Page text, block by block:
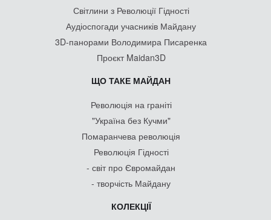
Світлини з Революції Гідності
Аудіоспогади учасників Майдану
3D-панорами Володимира Писаренка
Проєкт Maidan3D
ЩО ТАКЕ МАЙДАН
Революція на граніті
"Україна без Кучми"
Помаранчева революція
Революція Гідності
- світ про Євромайдан
- творчість Майдану
КОЛЕКЦІЇ